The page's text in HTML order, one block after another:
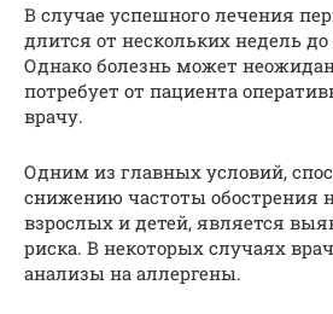
В случае успешного лечения
длится от нескольких недель до
Однако болезнь может
потребует от пациента
врачу.
Одним из главных условий,
снижению частоты обострения
взрослых и детей, является
риска. В некоторых случаях
анализы на аллергены.